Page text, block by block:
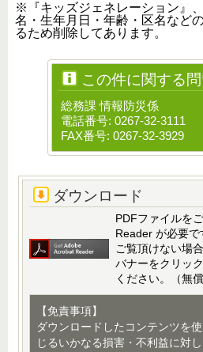
※『キッズジェネレーション』
名・生年月日・年齢・区名など
るため削除してあります。
この件に関する
総務課 情報防災係
電話番号: 0267-32-3111
FAX番号: 0267-32-3929
ダウンロード
PDFファイルを
Reader が必要で
ご覧頂けない場
バナーをクリッ
ください。（無
【免責事項】
ダウンロードしたコンテンツを
じるいかなる損害・不利益に対